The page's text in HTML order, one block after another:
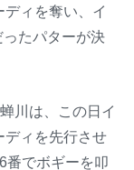
ィを奪い、イ
たパターが決
川は、この日イ
ディを先行させ
番でボギーを叩